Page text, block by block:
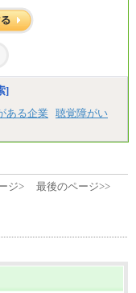
]
ある企業
聴覚障がい
ジ> 最後のページ>>